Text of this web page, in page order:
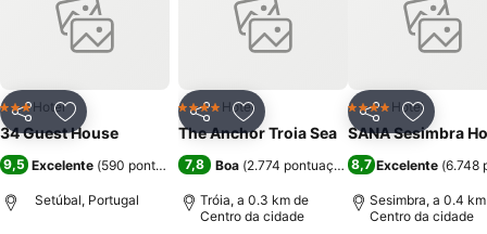
PartilharAdicionar aos favoritos
3 Estrelas
Hotel
34 Guest House
9,5 Excelente (590 pontuações)
Setúbal, Portugal
PartilharAdicionar aos favoritos
4 EstrelasHotel
The Anchor Troia Sea
7,8 Boa (2.774 pontuações)
Tróia, a 0.3 km de
Centro da cidade
Partilhar
4 EstrelasHotel
SANA Sesimbra
8,7 Excelente (6.748
Sesimbra, a 0.4
Centro da cidade